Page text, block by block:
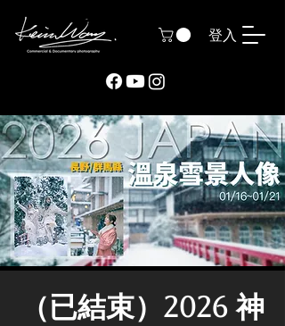
登入
（已結束）2026 神